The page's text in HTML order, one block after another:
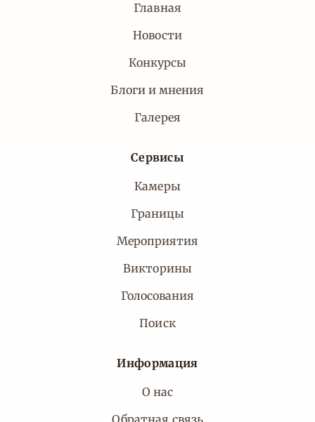
Главная
Новости
Конкурсы
Блоги и мнения
Галерея
Сервисы
Камеры
Границы
Мероприятия
Викторины
Голосования
Поиск
Информация
О нас